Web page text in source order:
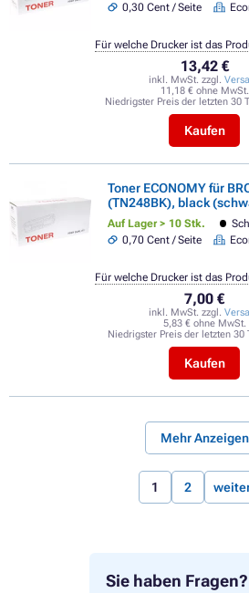
Sie haben Fragen?
0,30 Cent / Seite
13,42 €
inkl. MwSt. zzgl.
11,18 € ohne MwSt.
Niedrigster Preis der letzten 30
Kaufen
Für welche Drucker ist das
Toner ECONOMY für
(TN248BK), black
Auf Lager > 10 Stk.
0,70 Cent / Seite
7,00 €
inkl. MwSt. zzgl.
5,83 € ohne MwSt.
Niedrigster Preis der letzten 30
Kaufen
Für welche Drucker ist das
Mehr Anzeigen
1 2